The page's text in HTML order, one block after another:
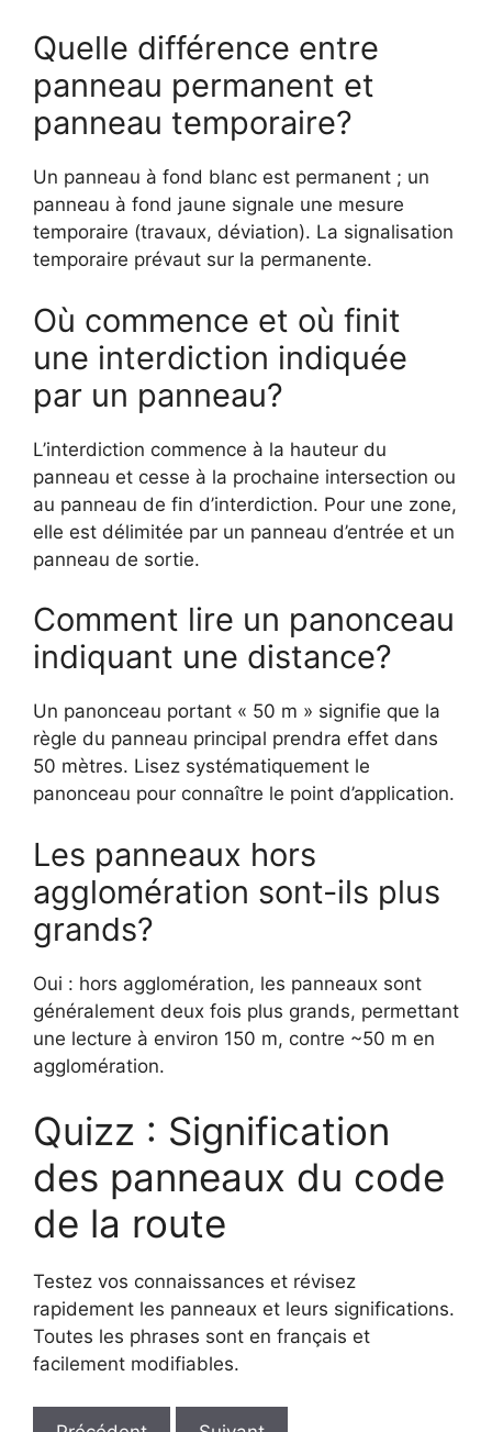
Quelle différence entre
panneau permanent et
panneau temporaire?
Un panneau à fond blanc est permanent ; un
panneau à fond jaune signale une mesure
temporaire (travaux, déviation). La signalisation
temporaire prévaut sur la permanente.
Où commence et où finit
une interdiction indiquée
par un panneau?
L’interdiction commence à la hauteur du
panneau et cesse à la prochaine intersection ou
au panneau de fin d’interdiction. Pour une zone,
elle est délimitée par un panneau d’entrée et un
panneau de sortie.
Comment lire un panonceau
indiquant une distance?
Un panonceau portant « 50 m » signifie que la
règle du panneau principal prendra effet dans
50 mètres. Lisez systématiquement le
panonceau pour connaître le point d’application.
Les panneaux hors
agglomération sont-ils plus
grands?
Oui : hors agglomération, les panneaux sont
généralement deux fois plus grands, permettant
une lecture à environ 150 m, contre ~50 m en
agglomération.
Quizz : Signification
des panneaux du code
de la route
Testez vos connaissances et révisez
rapidement les panneaux et leurs significations.
Toutes les phrases sont en français et
facilement modifiables.